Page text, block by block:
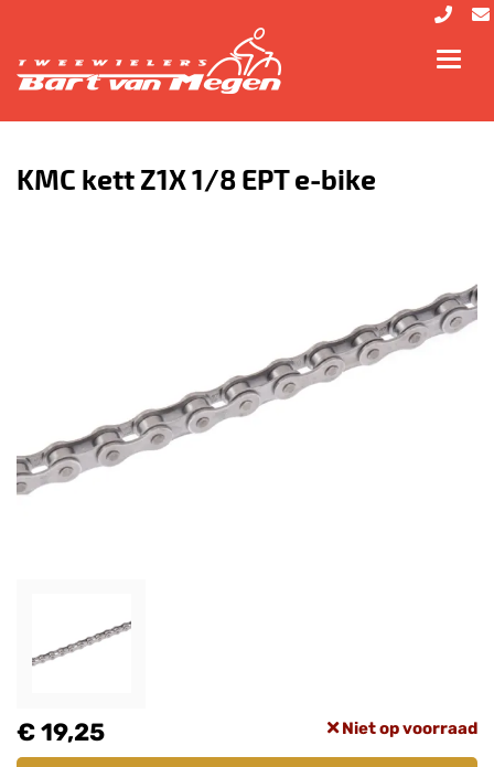
KMC kett Z1X 1/8 EPT e-bike
€ 19,25 Niet op voorraad